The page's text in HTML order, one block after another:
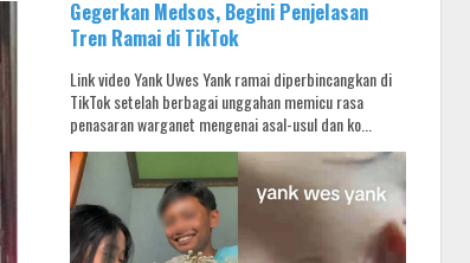
Gegerkan Medsos, Begini Penjelasan
Tren Ramai di TikTok
Link video Yank Uwes Yank ramai diperbincangkan di
TikTok setelah berbagai unggahan memicu rasa
penasaran warganet mengenai asal-usul dan ko...